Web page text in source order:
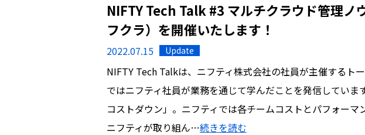
NIFTY Tech Talk #3 マルチクラウド管理ノ
フクラ）を開催いたします！
2022.07.15 Update
NIFTY Tech Talkは、ニフティ株式会社の社員が主催するト
ではニフティ社員が業務を通じて学んだことを発信していま
コストダウン」。ニフティでは各チームコストとパフォーマ
ニフティが取り組ん…続きを読む